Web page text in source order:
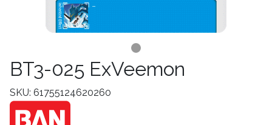
BT3-025 ExVeemon
SKU: 61755124620260